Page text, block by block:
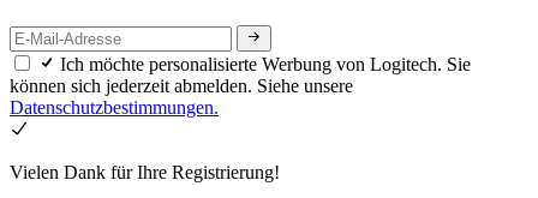
Ich möchte personalisierte Werbung von Logitech. Sie
können sich jederzeit abmelden. Siehe unsere
Datenschutzbestimmungen.
Vielen Dank für Ihre Registrierung!